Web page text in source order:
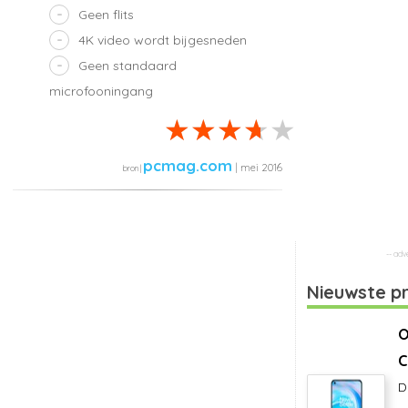
Geen flits
4K video wordt bijgesneden
Geen standaard
microfooningang
pcmag.com | mei 2016
Nieuwste